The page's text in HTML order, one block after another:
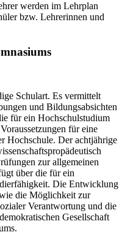
werden im Lehrplan
bzw. Lehrerinnen und
Schulart. Es vermittelt
und Bildungsabsichten
für ein Hochschulstudium
für eine
Hochschule. Der achtjährige
zur allgemeinen
über die für ein
Die Entwicklung
die Möglichkeit zur
Verantwortung und die
Gesellschaft